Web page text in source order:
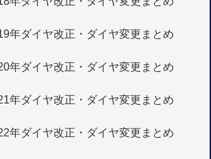
年ダイヤ改正・ダイヤ変更まとめ
年ダイヤ改正・ダイヤ変更まとめ
年ダイヤ改正・ダイヤ変更まとめ
年ダイヤ改正・ダイヤ変更まとめ